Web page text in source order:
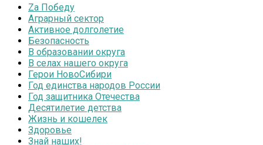
Zа Победу
Аграрный сектор
Активное долголетие
Безопасность
В образовании округа
В селах нашего округа
Герои НовоСибири
Год единства народов России
Год защитника Отечества
Десятилетие детства
Жизнь и кошелек
Здоровье
Знай наших!